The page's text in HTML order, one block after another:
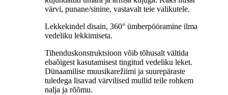
värvi, punane/sinine, vastavalt teie valikutele.
Lekkekindel disain, 360° ümberpööramine ilma
vedeliku lekkimiseta.
Tihenduskonstruktsioon võib tõhusalt vältida
ebaõigest kasutamisest tingitud vedeliku leket.
Dünaamilise muusikarežiimi ja suurepäraste
tuledega lisavad värvilised mullid teile rohkem
nalja ja rõõmu.